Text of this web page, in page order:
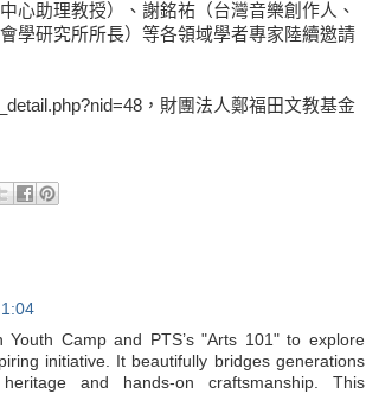
心助理教授）、謝銘祐（台灣音樂創作人、
學研究所所長）等各領域學者專家陸續邀請
，財團法人鄭福田文教基金
Youth Camp and PTS’s "Arts 101" to explore
initiative. It beautifully bridges generations
and hands-on craftsmanship. This